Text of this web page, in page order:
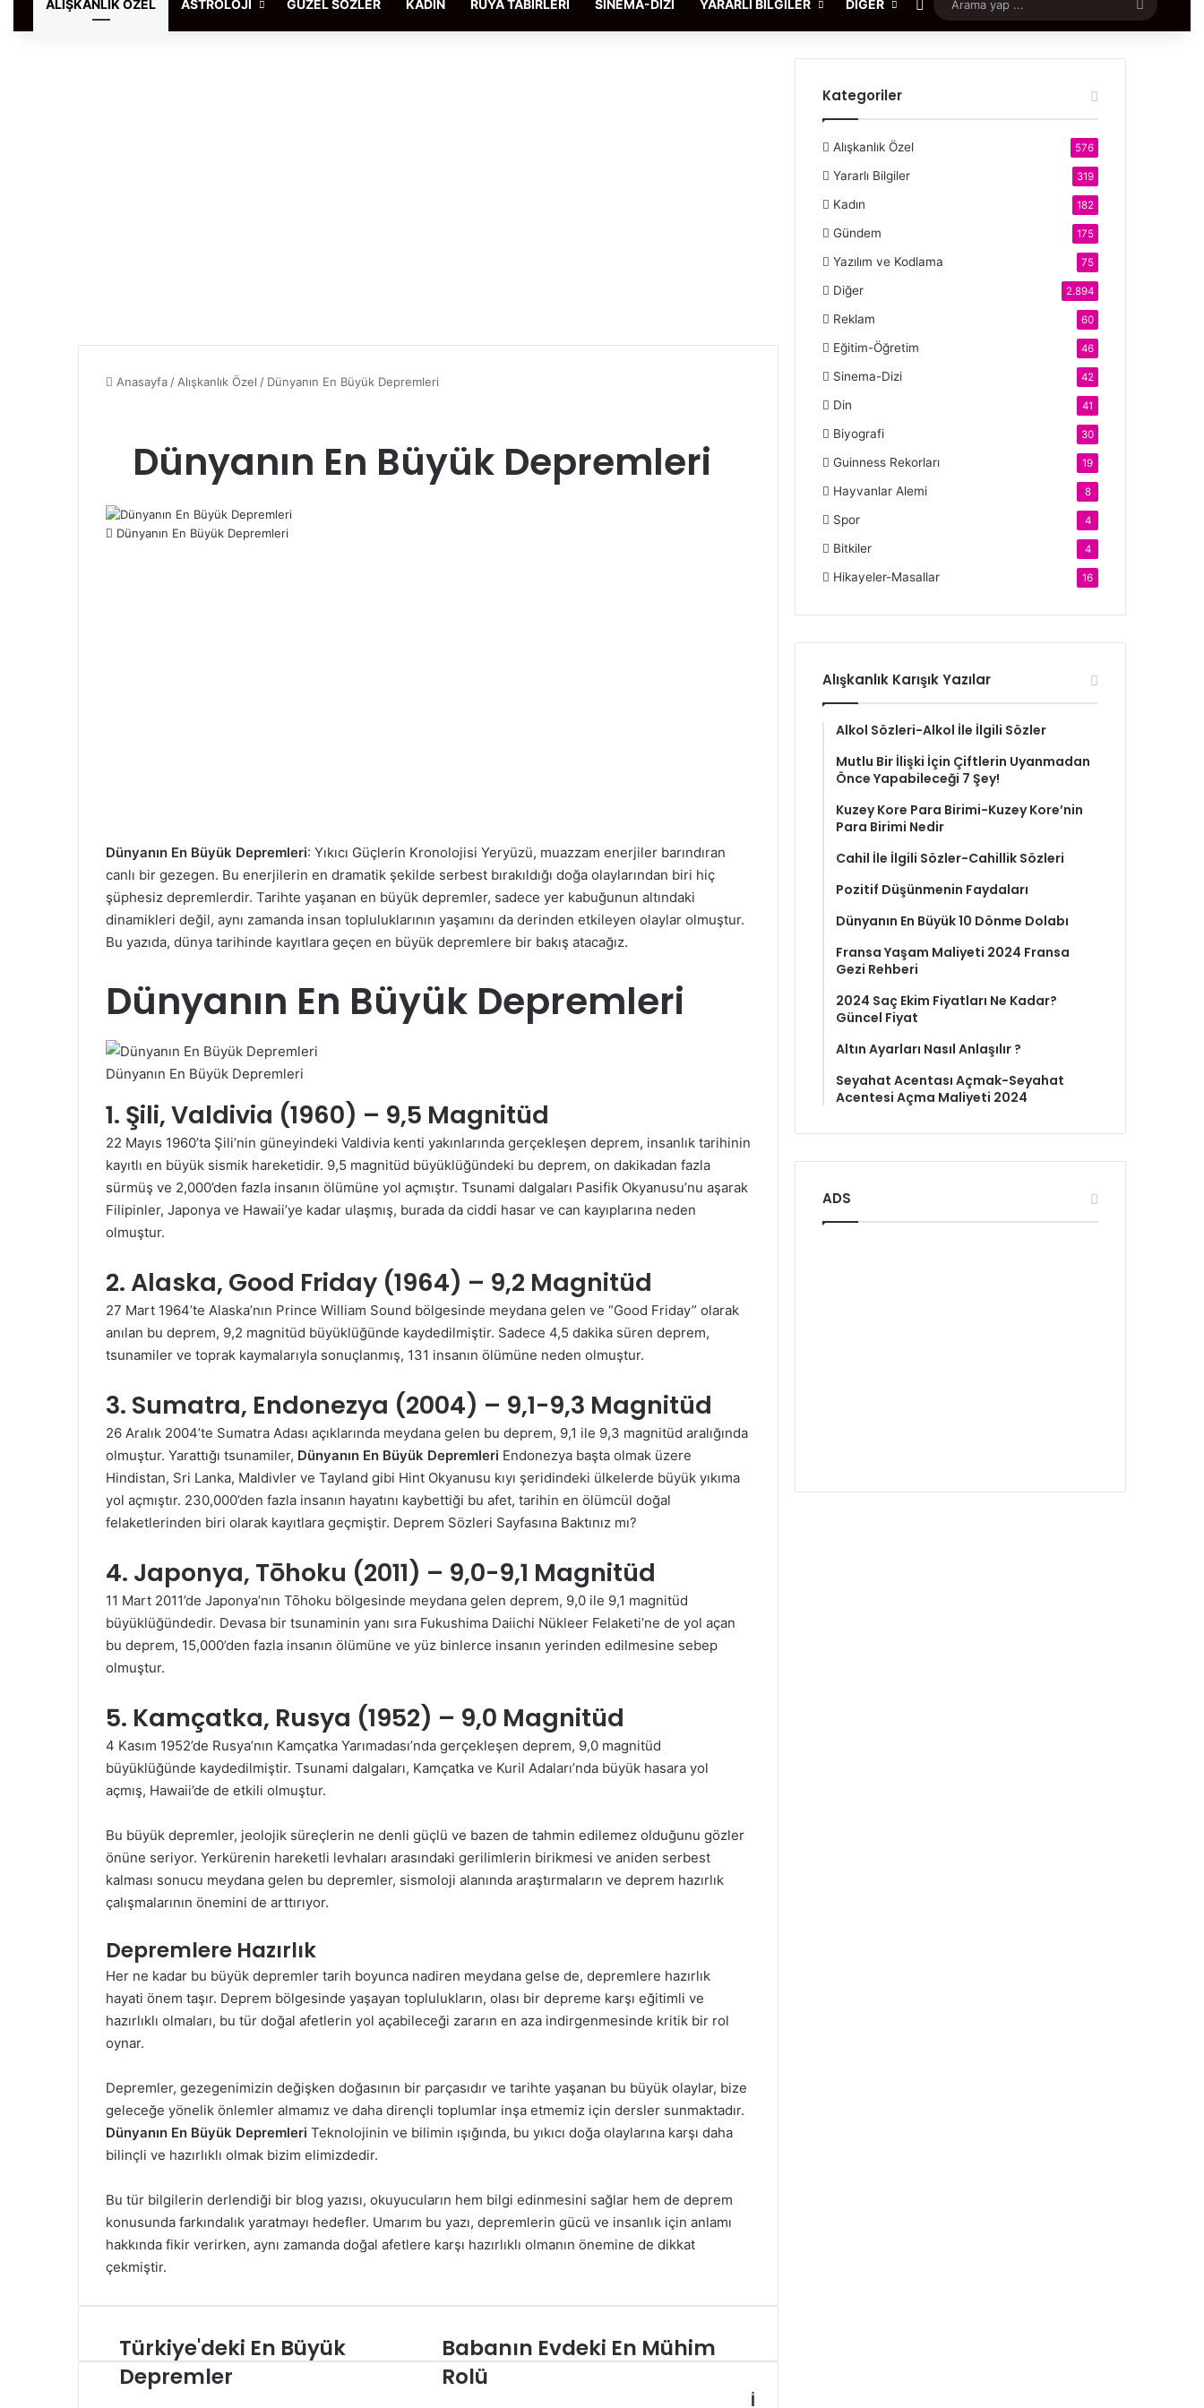
ALIŞKANLIK ÖZEL ASTROLOJI GÜZEL SÖZLER KADIN RÜYA TABIRLERI SINEMA-DIZI YARARLI BILGILER DIĞER Rastgele Makale
Arama
yap
Anasayfa / Alışkanlık Özel / Dünyanın En Büyük Depremleri
Dünyanın En Büyük Depremleri
Dünyanın En Büyük Depremleri
Dünyanın En Büyük Depremleri: Yıkıcı Güçlerin Kronolojisi Yeryüzü, muazzam enerjiler barındıran
canlı bir gezegen. Bu enerjilerin en dramatik şekilde serbest bırakıldığı doğa olaylarından biri hiç
şüphesiz depremlerdir. Tarihte yaşanan en büyük depremler, sadece yer kabuğunun altındaki
dinamikleri değil, aynı zamanda insan topluluklarının yaşamını da derinden etkileyen olaylar olmuştur.
Bu yazıda, dünya tarihinde kayıtlara geçen en büyük depremlere bir bakış atacağız.
Dünyanın En Büyük Depremleri
Dünyanın En Büyük Depremleri
1. Şili, Valdivia (1960) – 9,5 Magnitüd
22 Mayıs 1960’ta Şili’nin güneyindeki Valdivia kenti yakınlarında gerçekleşen deprem, insanlık tarihinin
kayıtlı en büyük sismik hareketidir. 9,5 magnitüd büyüklüğündeki bu deprem, on dakikadan fazla
sürmüş ve 2,000’den fazla insanın ölümüne yol açmıştır. Tsunami dalgaları Pasifik Okyanusu’nu aşarak
Filipinler, Japonya ve Hawaii’ye kadar ulaşmış, burada da ciddi hasar ve can kayıplarına neden
olmuştur.
2. Alaska, Good Friday (1964) – 9,2 Magnitüd
27 Mart 1964’te Alaska’nın Prince William Sound bölgesinde meydana gelen ve “Good Friday” olarak
anılan bu deprem, 9,2 magnitüd büyüklüğünde kaydedilmiştir. Sadece 4,5 dakika süren deprem,
tsunamiler ve toprak kaymalarıyla sonuçlanmış, 131 insanın ölümüne neden olmuştur.
3. Sumatra, Endonezya (2004) – 9,1-9,3 Magnitüd
26 Aralık 2004’te Sumatra Adası açıklarında meydana gelen bu deprem, 9,1 ile 9,3 magnitüd aralığında
olmuştur. Yarattığı tsunamiler, Dünyanın En Büyük Depremleri Endonezya başta olmak üzere
Hindistan, Sri Lanka, Maldivler ve Tayland gibi Hint Okyanusu kıyı şeridindeki ülkelerde büyük yıkıma
yol açmıştır. 230,000’den fazla insanın hayatını kaybettiği bu afet, tarihin en ölümcül doğal
felaketlerinden biri olarak kayıtlara geçmiştir. Deprem Sözleri Sayfasına Baktınız mı?
4. Japonya, Tōhoku (2011) – 9,0-9,1 Magnitüd
11 Mart 2011’de Japonya’nın Tōhoku bölgesinde meydana gelen deprem, 9,0 ile 9,1 magnitüd
büyüklüğündedir. Devasa bir tsunaminin yanı sıra Fukushima Daiichi Nükleer Felaketi’ne de yol açan
bu deprem, 15,000’den fazla insanın ölümüne ve yüz binlerce insanın yerinden edilmesine sebep
olmuştur.
5. Kamçatka, Rusya (1952) – 9,0 Magnitüd
4 Kasım 1952’de Rusya’nın Kamçatka Yarımadası’nda gerçekleşen deprem, 9,0 magnitüd
büyüklüğünde kaydedilmiştir. Tsunami dalgaları, Kamçatka ve Kuril Adaları’nda büyük hasara yol
açmış, Hawaii’de de etkili olmuştur.
Bu büyük depremler, jeolojik süreçlerin ne denli güçlü ve bazen de tahmin edilemez olduğunu gözler
önüne seriyor. Yerkürenin hareketli levhaları arasındaki gerilimlerin birikmesi ve aniden serbest
kalması sonucu meydana gelen bu depremler, sismoloji alanında araştırmaların ve deprem hazırlık
çalışmalarının önemini de arttırıyor.
Depremlere Hazırlık
Her ne kadar bu büyük depremler tarih boyunca nadiren meydana gelse de, depremlere hazırlık
hayati önem taşır. Deprem bölgesinde yaşayan toplulukların, olası bir depreme karşı eğitimli ve
hazırlıklı olmaları, bu tür doğal afetlerin yol açabileceği zararın en aza indirgenmesinde kritik bir rol
oynar.
Depremler, gezegenimizin değişken doğasının bir parçasıdır ve tarihte yaşanan bu büyük olaylar, bize
geleceğe yönelik önlemler almamız ve daha dirençli toplumlar inşa etmemiz için dersler sunmaktadır.
Dünyanın En Büyük Depremleri Teknolojinin ve bilimin ışığında, bu yıkıcı doğa olaylarına karşı daha
bilinçli ve hazırlıklı olmak bizim elimizdedir.
Bu tür bilgilerin derlendiği bir blog yazısı, okuyucuların hem bilgi edinmesini sağlar hem de deprem
konusunda farkındalık yaratmayı hedefler. Umarım bu yazı, depremlerin gücü ve insanlık için anlamı
hakkında fikir verirken, aynı zamanda doğal afetlere karşı hazırlıklı olmanın önemine de dikkat
çekmiştir.
T
ü
Türkiye'deki En Büyük
Depremler
B
a
b
Babanın Evdeki En Mühim
Rolü
İ
Kategoriler
Alışkanlık Özel 576
Yararlı Bilgiler 319
Kadın 182
Gündem 175
Yazılım ve Kodlama 75
Diğer 2.894
Reklam 60
Eğitim-Öğretim 46
Sinema-Dizi 42
Din 41
Biyografi 30
Guinness Rekorları 19
Hayvanlar Alemi 8
Spor 4
Bitkiler 4
Hikayeler-Masallar 16
Alışkanlık Karışık Yazılar
Alkol Sözleri-Alkol İle İlgili Sözler
Mutlu Bir İlişki İçin Çiftlerin Uyanmadan
Önce Yapabileceği 7 Şey!
Kuzey Kore Para Birimi-Kuzey Kore’nin
Para Birimi Nedir
Cahil İle İlgili Sözler-Cahillik Sözleri
Pozitif Düşünmenin Faydaları
Dünyanın En Büyük 10 Dönme Dolabı
Fransa Yaşam Maliyeti 2024 Fransa
Gezi Rehberi
2024 Saç Ekim Fiyatları Ne Kadar?
Güncel Fiyat
Altın Ayarları Nasıl Anlaşılır ?
Seyahat Acentası Açmak-Seyahat
Acentesi Açma Maliyeti 2024
ADS